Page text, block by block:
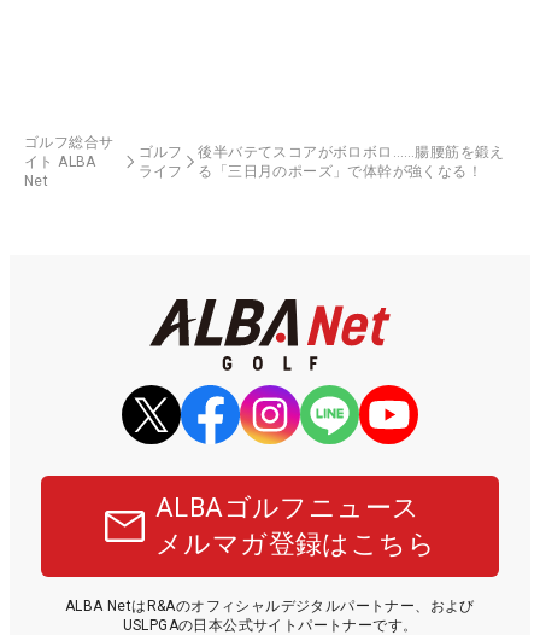
ゴルフ総合サ
イト ALBA
Net
ゴルフ
ライフ
後半バテてスコアがボロボロ……腸腰筋を鍛え
る「三日月のポーズ」で体幹が強くなる！
ALBAゴルフニュース
メルマガ登録はこちら
ALBA NetはR&Aのオフィシャルデジタルパートナー、および
USLPGAの日本公式サイトパートナーです。